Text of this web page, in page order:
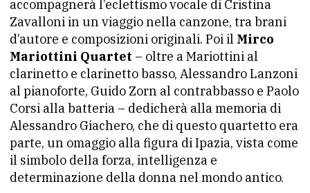
accompagnerà l’eclettismo vocale di Cristina
Zavalloni in un viaggio nella canzone, tra brani
d’autore e composizioni originali. Poi il Mirco
Mariottini Quartet – oltre a Mariottini al
clarinetto e clarinetto basso, Alessandro Lanzoni
al pianoforte, Guido Zorn al contrabbasso e Paolo
Corsi alla batteria – dedicherà alla memoria di
Alessandro Giachero, che di questo quartetto era
parte, un omaggio alla figura di Ipazia, vista come
il simbolo della forza, intelligenza e
determinazione della donna nel mondo antico.